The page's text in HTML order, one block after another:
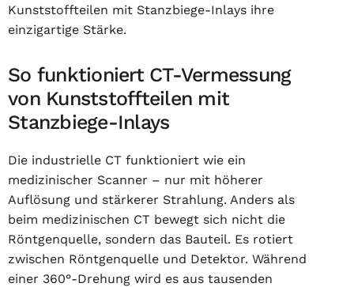
Kunststoffteilen mit Stanzbiege-Inlays ihre
einzigartige Stärke.
So funktioniert CT-Vermessung
von Kunststoffteilen mit
Stanzbiege-Inlays
Die industrielle CT funktioniert wie ein
medizinischer Scanner – nur mit höherer
Auflösung und stärkerer Strahlung. Anders als
beim medizinischen CT bewegt sich nicht die
Röntgenquelle, sondern das Bauteil. Es rotiert
zwischen Röntgenquelle und Detektor. Während
einer 360°-Drehung wird es aus tausenden